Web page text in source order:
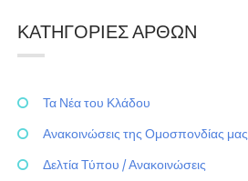
ΚΑΤΗΓΟΡΊΕΣ ΆΡΘΩΝ
Τα Νέα του Κλάδου
Ανακοινώσεις της Ομοσπονδίας μας
Δελτία Τύπου / Ανακοινώσεις